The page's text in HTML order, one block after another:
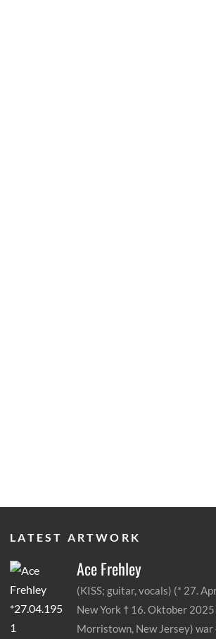
LATEST ARTWORK
AceFrehley
(KISS; guitar, vocals) (* 27.
New York † 16. Oktober
Morristown, New Jersey) war